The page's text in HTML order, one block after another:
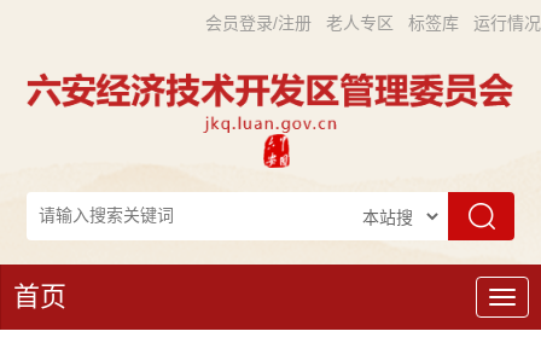
会员登录/注册 老人专区 标签库 运行情况
导
航
首页